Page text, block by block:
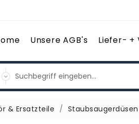
Unsere AGB's Liefer- +
& Ersatzteile Staubsaugerdüsen